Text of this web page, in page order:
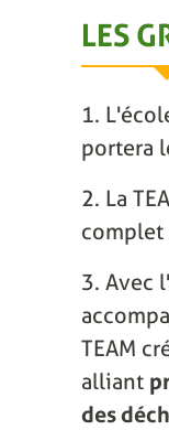
LES
1.
portera
2. La
complet
3. Avec
TEAM
alliant
des